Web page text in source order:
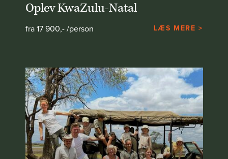
Oplev KwaZulu-Natal
fra 17 900,- /person LÆS MERE >